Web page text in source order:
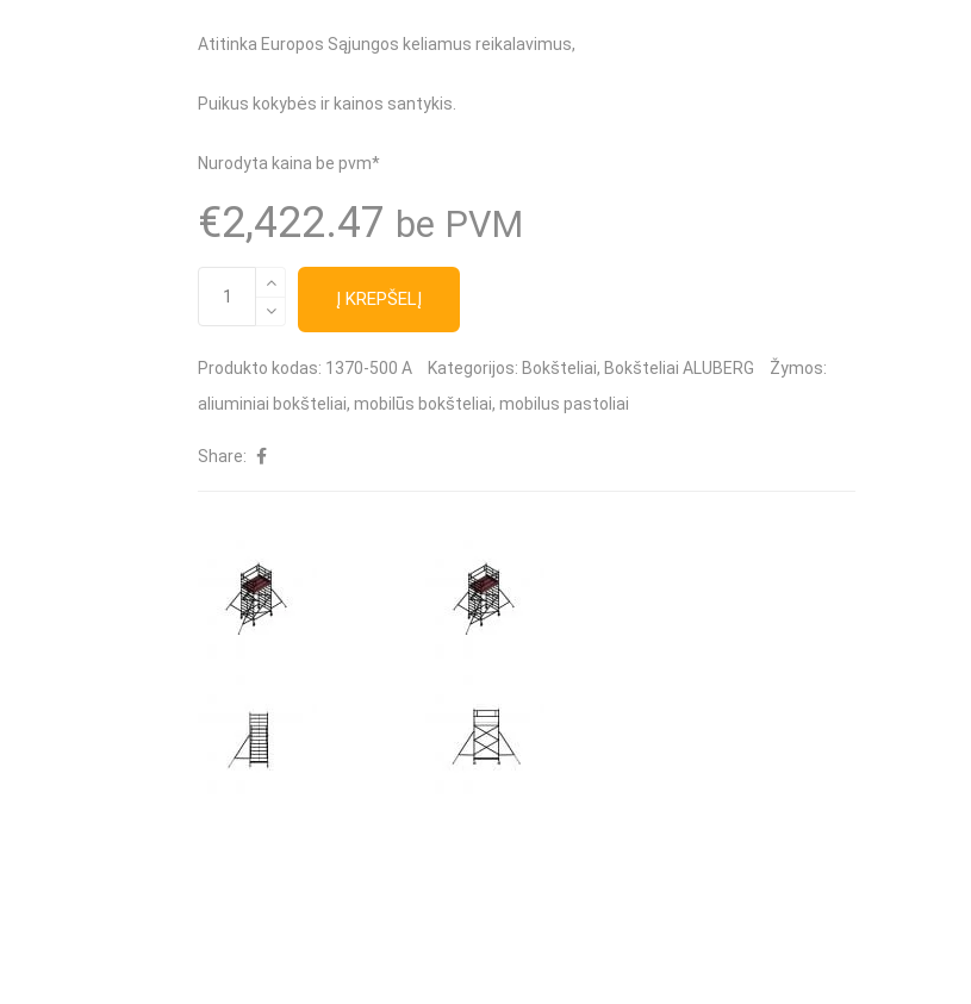
Atitinka Europos Sąjungos keliamus reikalavimus,
Puikus kokybės ir kainos santykis.
Nurodyta kaina be pvm*
€2,422.47 be PVM
500
Į KREPŠELĮ
Produkto kodas: 1370-500 A Kategorijos: Bokšteliai, Bokšteliai ALUBERG
Žymos:
aliuminiai bokšteliai, mobilūs bokšteliai, mobilus pastoliai
Share: